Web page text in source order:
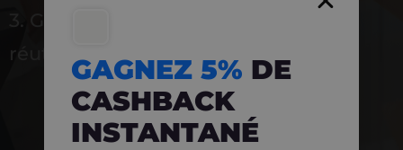
3. Gagnez instantanément 5 % à
réutiliserGAGNEZ 5% DE
CASHBACK
INSTANTANÉ